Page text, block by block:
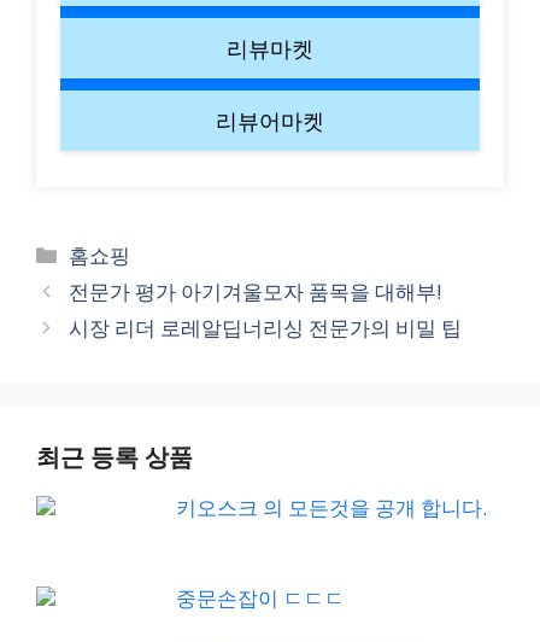
리뷰마켓
리뷰어마켓
Categories
홈쇼핑
전문가 평가 아기겨울모자 품목을 대해부!
시장 리더 로레알딥너리싱 전문가의 비밀 팁
최근 등록 상품
키오스크 의 모든것을 공개 합니다.
중문손잡이 ㄷㄷㄷ